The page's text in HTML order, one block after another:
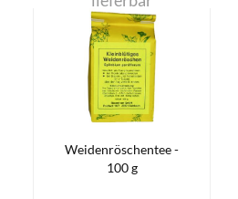
Weidenröschentee -
100 g